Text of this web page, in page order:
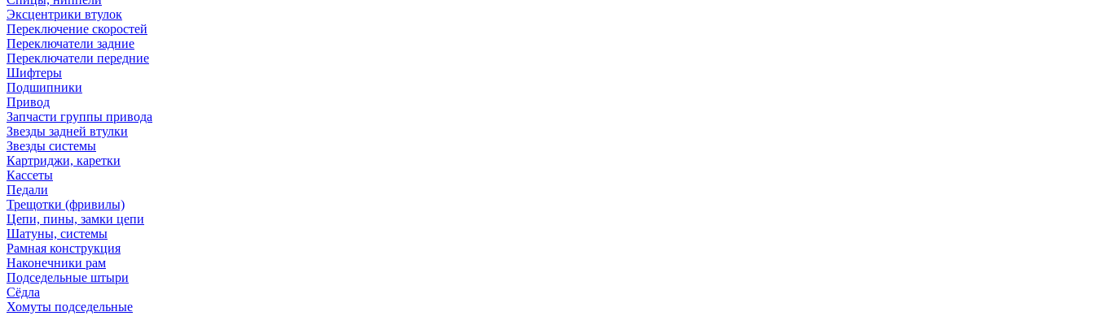
Эксцентрики втулок
Переключение скоростей
Переключатели задние
Переключатели передние
Шифтеры
Подшипники
Привод
Запчасти группы привода
Звезды задней втулки
Звезды системы
Картриджи, каретки
Кассеты
Педали
Трещотки (фривилы)
Цепи, пины, замки цепи
Шатуны, системы
Рамная конструкция
Наконечники рам
Подседельные штыри
Сёдла
Хомуты подседельные